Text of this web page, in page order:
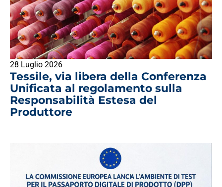
28 Luglio 2026
Tessile, via libera della Conferenza
Unificata al regolamento sulla
Responsabilità Estesa del
Produttore